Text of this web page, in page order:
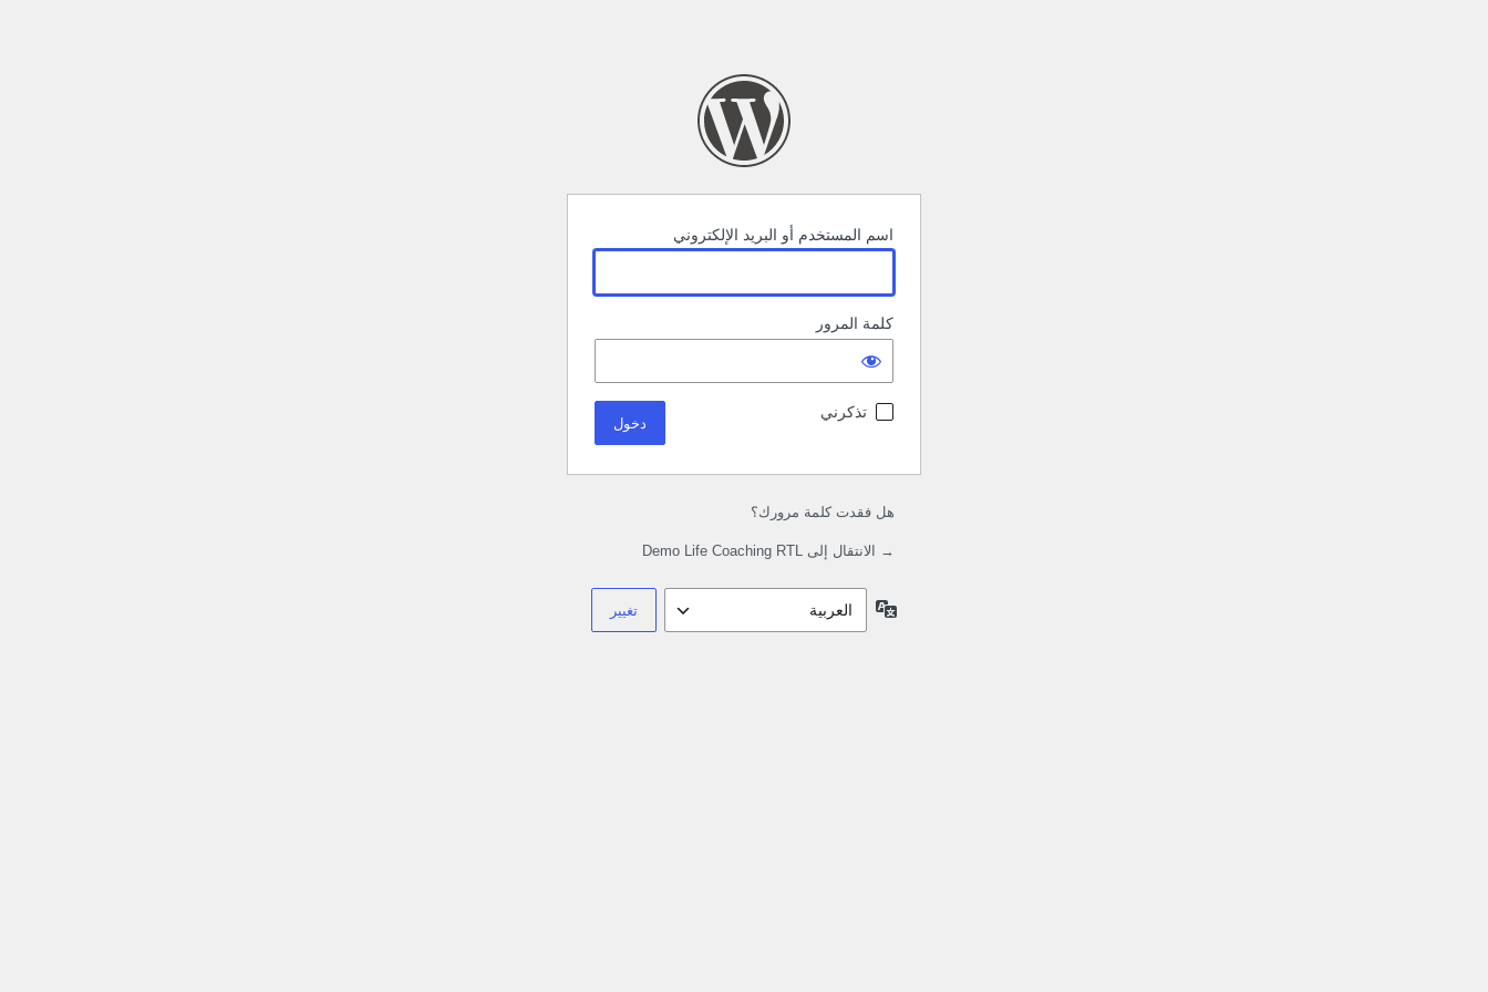
اسم المستخدم أو البريد الإلكتروني
كلمة المرور
تذكرني
هل فقدت كلمة مرورك؟
→ الانتقال إلى Demo Life Coaching RTL
اللغة